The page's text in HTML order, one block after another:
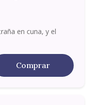
en cuna, y el
Comprar